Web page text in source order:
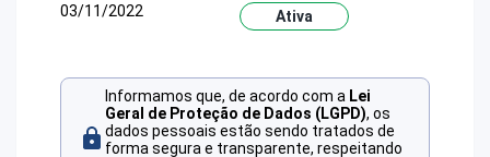
03/11/2022
Ativa
Informamos que, de acordo com a Lei
Geral de Proteção de Dados (LGPD), os
dados pessoais estão sendo tratados de
forma segura e transparente, respeitando